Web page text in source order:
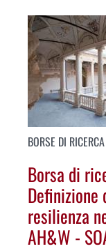
BORSE DI RICERCA
Borsa di
Definizione
resilienza
AH&W -